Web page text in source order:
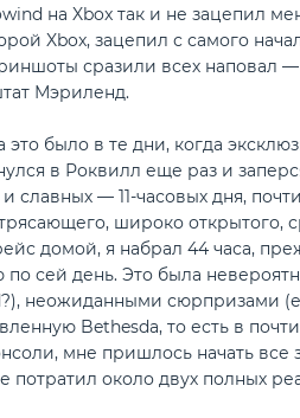
на Xbox так и не зацепил
Xbox, зацепил с самого
сразили всех наповал
Мэриленд.
было в те дни, когда
в Роквилл еще раз и
— 11-часовых дня,
широко открытого,
домой, я набрал 44 часа,
сей день. Это была
неожиданными сюрпризами
Bethesda, то есть в
мне пришлось начать все
около двух полных